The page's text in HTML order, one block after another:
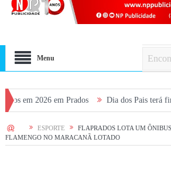
Menu
em Prados Dia dos Pais terá fim de
HOME ESPORTE
FLAPRADOS LOTA UM
FLAMENGO NO MARACANÃ LOTADO